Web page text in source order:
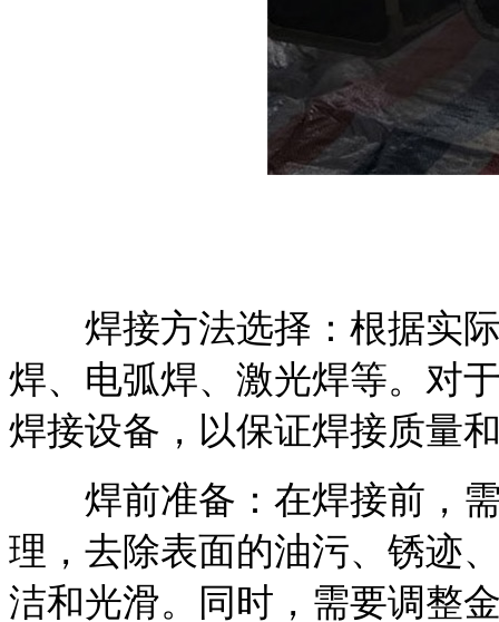
焊接方法选择：根据实际
焊、电弧焊、激光焊等。对
焊接设备，以保证焊接质量
焊前准备：在焊接前，需
理，去除表面的油污、锈迹
洁和光滑。同时，需要调整